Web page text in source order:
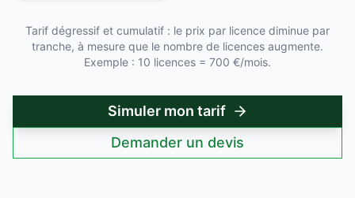
Tarif dégressif et cumulatif : le prix par licence diminue par
tranche, à mesure que le nombre de licences augmente.
Exemple : 10 licences = 700 €/mois.
Simuler mon tarif
Demander un devis